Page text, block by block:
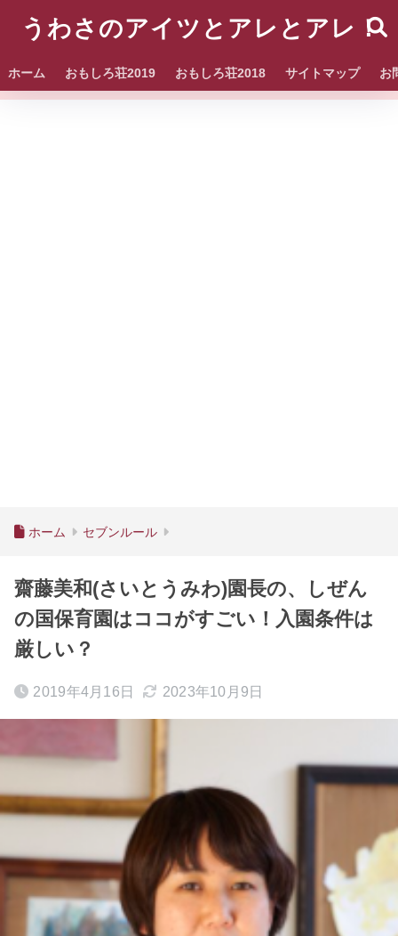
うわさのアイツとアレとアレ！
ホーム おもしろ荘2019 おもしろ荘2018 サイトマップ お
ホーム セブンルール
齋藤美和(さいとうみわ)園長の、しぜん
の国保育園はココがすごい！入園条件は
厳しい？
2019年4月16日 2023年10月9日